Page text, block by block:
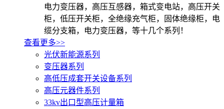
电力变压器，高压互感器，箱式变电站，高压开关
柜，低压开关柜，全绝缘充气柜，固体绝缘柜，电
缆分支箱，电力变压器，等十几个系列！
查看更多>>
光伏新能源系列
变压器系列
高低压成套开关设备系列
高压元器件系列
33kv出口型高压计量箱